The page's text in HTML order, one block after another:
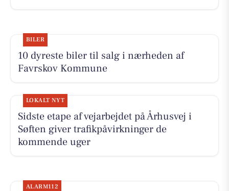
BILER
10 dyreste biler til salg i nærheden af
Favrskov Kommune
LOKALT NYT
Sidste etape af vejarbejdet på Århusvej i
Søften giver trafikpåvirkninger de
kommende uger
ALARM112